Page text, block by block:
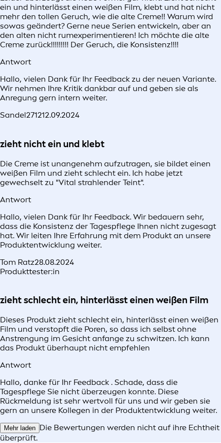
ein und hinterlässt einen weißen Film, klebt und hat nicht
mehr den tollen Geruch, wie die alte Creme!! Warum wird
sowas geändert? Gerne neue Serien entwickeln, aber an
den alten nicht rumexperimentieren! Ich möchte die alte
Creme zurück!!!!!!!!! Der Geruch, die Konsistenz!!!!
Antwort
Hallo, vielen Dank für Ihr Feedback zu der neuen Variante.
Wir nehmen Ihre Kritik dankbar auf und geben sie als
Anregung gern intern weiter.
Sandel271212.09.2024
zieht nicht ein und klebt
Die Creme ist unangenehm aufzutragen, sie bildet einen
weißen Film und zieht schlecht ein. Ich habe jetzt
gewechselt zu "Vital strahlender Teint".
Antwort
Hallo, vielen Dank für Ihr Feedback. Wir bedauern sehr,
dass die Konsistenz der Tagespflege Ihnen nicht zugesagt
hat. Wir leiten Ihre Erfahrung mit dem Produkt an unsere
Produktentwicklung weiter.
Tom Ratz28.08.2024
Produkttester:in
zieht schlecht ein, hinterlässt einen weißen Film
Dieses Produkt zieht schlecht ein, hinterlässt einen weißen
Film und verstopft die Poren, so dass ich selbst ohne
Anstrengung im Gesicht anfange zu schwitzen. Ich kann
das Produkt überhaupt nicht empfehlen
Antwort
Hallo, danke für Ihr Feedback . Schade, dass die
Tagespflege Sie nicht überzeugen konnte. Diese
Rückmeldung ist sehr wertvoll für uns und wir geben sie
gern an unsere Kollegen in der Produktentwicklung weiter.
Mehr laden Die Bewertungen werden nicht auf ihre Echtheit
überprüft.